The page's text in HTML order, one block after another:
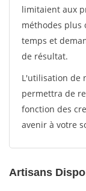
limitaient aux
méthodes plus
temps et
de résultat.
L'utilisation de
permettra de
fonction des
avenir à votre
Artisans